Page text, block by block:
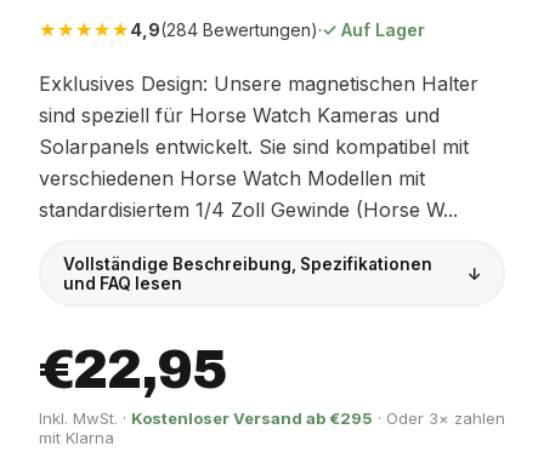
★★★★★4,9(284 Bewertungen)·✓ Auf Lager
Exklusives Design: Unsere magnetischen Halter
sind speziell für Horse Watch Kameras und
Solarpanels entwickelt. Sie sind kompatibel mit
verschiedenen Horse Watch Modellen mit
standardisiertem 1/4 Zoll Gewinde (Horse W...
Vollständige Beschreibung, Spezifikationen
und FAQ lesen
↓
€22,95
Inkl. MwSt. · Kostenloser Versand ab €295 · Oder 3× zahlen
mit Klarna